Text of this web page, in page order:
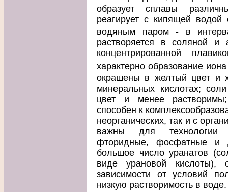
образует сплавы
реагирует с кипящей водой
водяным паром - в
растворяется в соляной и
концентрированной
характерно образование
окрашены в желтый цвет и
минеральных кислотах;
цвет и менее
способен к
неорганических, так и с
важны для технологии
фторидные, фосфатные и
большое число уранатов
виде урановой кислоты),
зависимости от условий
низкую растворимость в воде.